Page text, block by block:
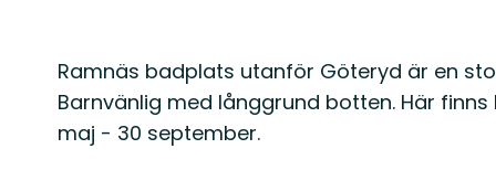
Beskrivning
Ramnäs badplats utanför Göteryd är en
Barnvänlig med långgrund botten. Här
maj - 30 september.